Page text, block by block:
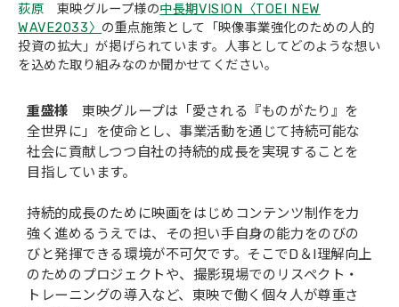
荻原 東映グループ様の中長期VISION〈TOEI NEW
WAVE2033〉 の重点施策として「映像事業強化のための人的
投資の拡大」が掲げられています。人事としてどのような想い
を込めた取り組みなのか聞かせてください。
重盛様 東映グループは「愛される『ものがたり』を
全世界に」を使命とし、事業活動を通じて持続可能な
社会に貢献しつつ自社の持続的成長を実現することを
目指しています。
持続的成長のために映画をはじめコンテンツ制作を力
強く進めるうえでは、その担い手自身の能力をのびの
びと発揮できる環境が不可欠です。そこでD＆I理解向上
のためのプロジェクトや、撮影現場でのリスペクト・
トレーニングの導入など、東映で働く個々人が尊重さ